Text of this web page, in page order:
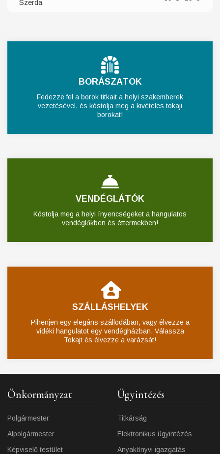
Szerda
BORÁSZATOK
Fedezze fel a borok titkait a helyi szakemberek
vezetésével, és kóstolja meg a kivételes tokaji
borokat!
VENDÉGLÁTÓK
Kóstolja meg a helyi ínyencségeket a hangulatos
vendéglőkben és éttermekben!
SZÁLLÁSHELYEK
Pihenjen egy elegáns szállodában, vagy élvezze a
vidéki hangulatot egy vendégházban. Válassza
Tokajt és élvezze a varázsát!
Önkormányzat
Polgármester
Alpolgármester
Képviselő testület
Ügyintézés
Titkárság
Elektronikus ügyintézés
Anyakönyvi igazgatás